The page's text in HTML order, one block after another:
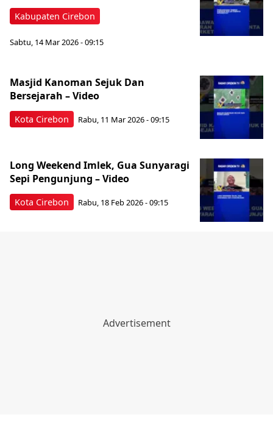
Kabupaten Cirebon
Sabtu, 14 Mar 2026 - 09:15
Kota Cirebon
Masjid Kanoman Sejuk Dan
Bersejarah – Video
Rabu, 11 Mar 2026 - 09:15
Kota Cirebon
Long Weekend Imlek, Gua Sunyaragi
Sepi Pengunjung – Video
Rabu, 18 Feb 2026 - 09:15